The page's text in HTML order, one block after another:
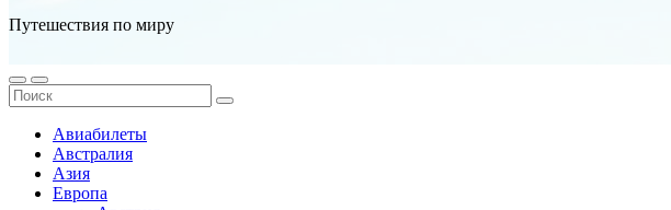
Путешествия по миру
Авиабилеты
Австралия
Азия
Европа